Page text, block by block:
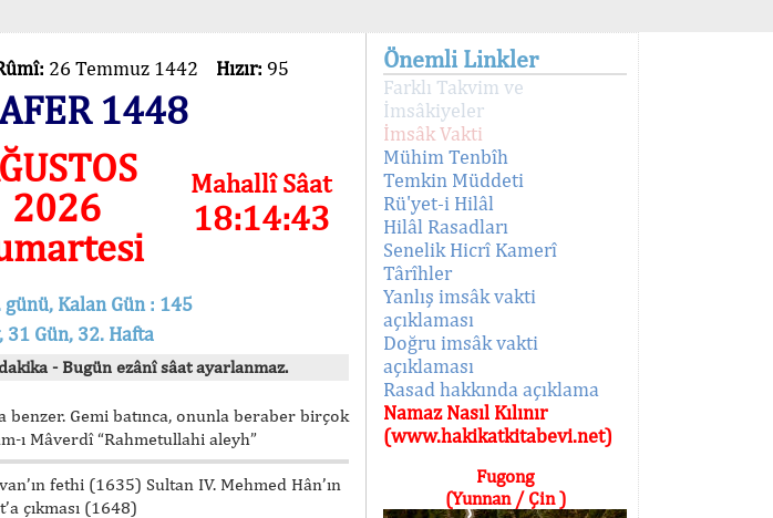
26 Temmuz 1442 Hızır: 95
1448
2026
Mahallî Sâat
18:14:43
günü, Kalan Gün : 145
31 Gün, 32. Hafta
- Bugün ezânî sâat ayarlanmaz.
benzer. Gemi batınca, onunla beraber birçok
ı Mâverdî “Rahmetullahi aleyh”
fethi (1635) Sultan IV. Mehmed Hân’ın
çıkması (1648)
Önemli Linkler
Farklı Takvim ve
İmsâkiyeler
İmsâk Vakti
Mühim Tenbîh
Temkin Müddeti
Rü'yet-i Hilâl
Hilâl Rasadları
Senelik Hicrî Kamerî
Târîhler
Yanlış imsâk vakti
açıklaması
Doğru imsâk vakti
açıklaması
Rasad hakkında açıklama
Namaz Nasıl Kılınır
(www.hakikatkitabevi.net)
Fugong
(Yunnan / Çin )